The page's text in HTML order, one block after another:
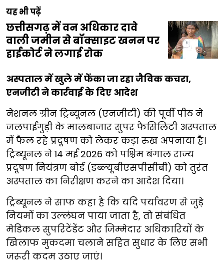
यह भी पढ़ें
छत्तीसगढ़ में वन अधिकार दावे
वाली जमीन से बॉक्साइट खनन पर
हाईकोर्ट ने लगाई रोक
अस्पताल में खुले में फेंका जा रहा जैविक कचरा,
एनजीटी ने कार्रवाई के दिए आदेश
नेशनल ग्रीन ट्रिब्यूनल (एनजीटी) की पूर्वी पीठ ने
जलपाईगुड़ी के मालबाजार सुपर फैसिलिटी अस्पताल
में फैल रहे प्रदूषण को लेकर कड़ा रुख अपनाया है।
ट्रिब्यूनल ने 14 मई 2026 को पश्चिम बंगाल राज्य
प्रदूषण नियंत्रण बोर्ड (डब्ल्यूबीएसपीसीबी) को तुरंत
अस्पताल का निरीक्षण करने का आदेश दिया।
ट्रिब्यूनल ने साफ कहा है कि यदि पर्यावरण से जुड़े
नियमों का उल्लंघन पाया जाता है, तो संबंधित
मेडिकल सुपरिटेंडेंट और जिम्मेदार अधिकारियों के
खिलाफ मुकदमा चलाने सहित सुधार के लिए सभी
जरूरी कदम उठाए जाएं।